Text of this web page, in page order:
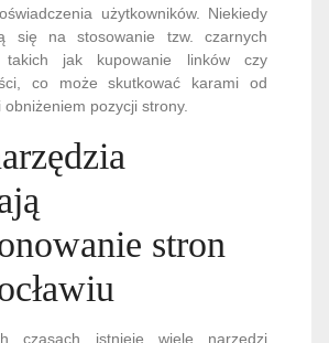
użytkowników. Niekiedy
się na stosowanie tzw. czarnych
takich jak kupowanie linków czy
co może skutkować karami od
pozycji strony.
stron
czasach istnieje wiele narzędzi